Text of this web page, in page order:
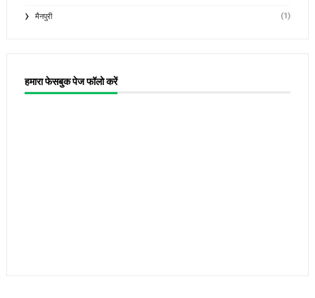
मैनपुरी (1)
हमारा फेसबुक पेज फॉलो करें